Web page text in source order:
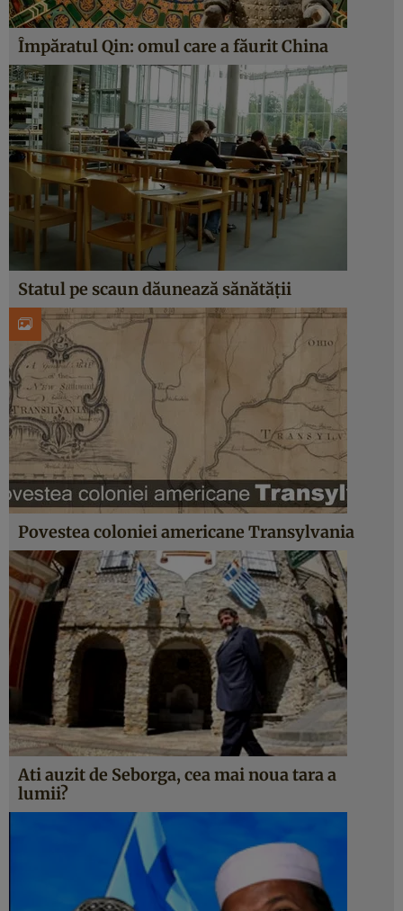
Împăratul Qin: omul care a făurit China
Statul pe scaun dăunează sănătăţii
Povestea coloniei americane Transylvania
Ati auzit de Seborga, cea mai noua tara a
lumii?